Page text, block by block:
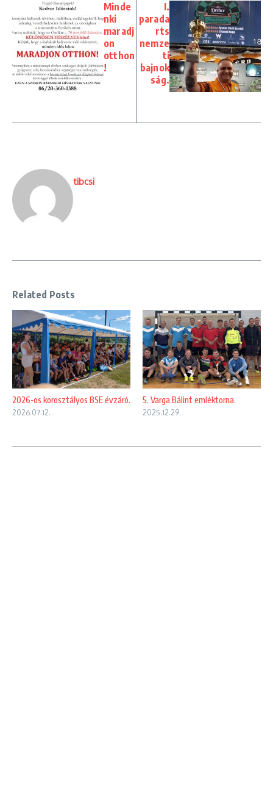
Minde
nki
maradj
on
otthon
!
I.
parada
rts
nemze
ti
bajnok
ság.
tibcsi
Related Posts
2026-os korosztályos BSE évzáró.
2026.07.12.
5. Varga Bálint emléktorna.
2025.12.29.